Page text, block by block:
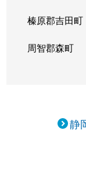
榛原郡吉田町
周智郡森町
静